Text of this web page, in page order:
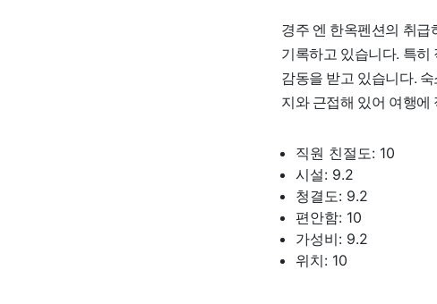
경주 엔 한옥펜션의 취
기록하고 있습니다. 특
감동을 받고 있습니다.
지와 근접해 있어 여행에
직원 친절도: 10
시설: 9.2
청결도: 9.2
편안함: 10
가성비: 9.2
위치: 10